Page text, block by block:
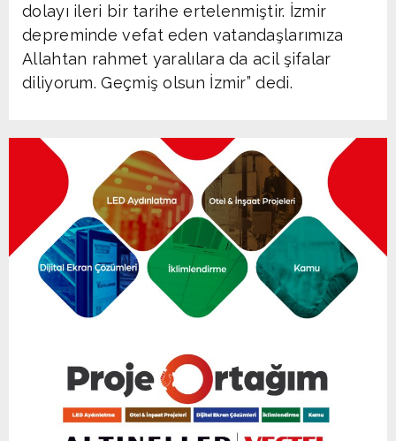
dolayı ileri bir tarihe ertelenmiştir. İzmir
depreminde vefat eden vatandaşlarımıza
Allahtan rahmet yaralılara da acil şifalar
diliyorum. Geçmiş olsun İzmir” dedi.